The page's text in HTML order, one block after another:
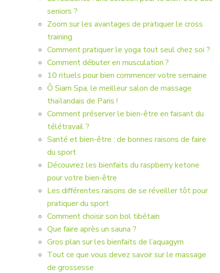
seniors ?
Zoom sur les avantages de pratiquer le cross
training
Comment pratiquer le yoga tout seul chez soi ?
Comment débuter en musculation ?
10 rituels pour bien commencer votre semaine
Ô Siam Spa, le meilleur salon de massage
thaïlandais de Paris !
Comment préserver le bien-être en faisant du
télétravail ?
Santé et bien-être : de bonnes raisons de faire
du sport
Découvrez les bienfaits du raspberry ketone
pour votre bien-être
Les différentes raisons de se réveiller tôt pour
pratiquer du sport
Comment choisir son bol tibétain
Que faire après un sauna ?
Gros plan sur les bienfaits de l’aquagym
Tout ce que vous devez savoir sur le massage
de grossesse